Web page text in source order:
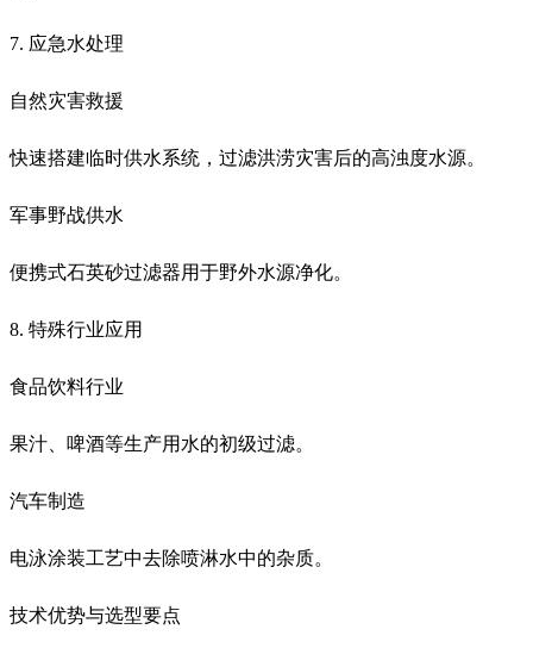
7. 应急水处理
自然灾害救援
快速搭建临时供水系统，过滤洪涝灾害后的高浊度水源。
军事野战供水
便携式石英砂过滤器用于野外水源净化。
8. 特殊行业应用
食品饮料行业
果汁、啤酒等生产用水的初级过滤。
汽车制造
电泳涂装工艺中去除喷淋水中的杂质。
技术优势与选型要点